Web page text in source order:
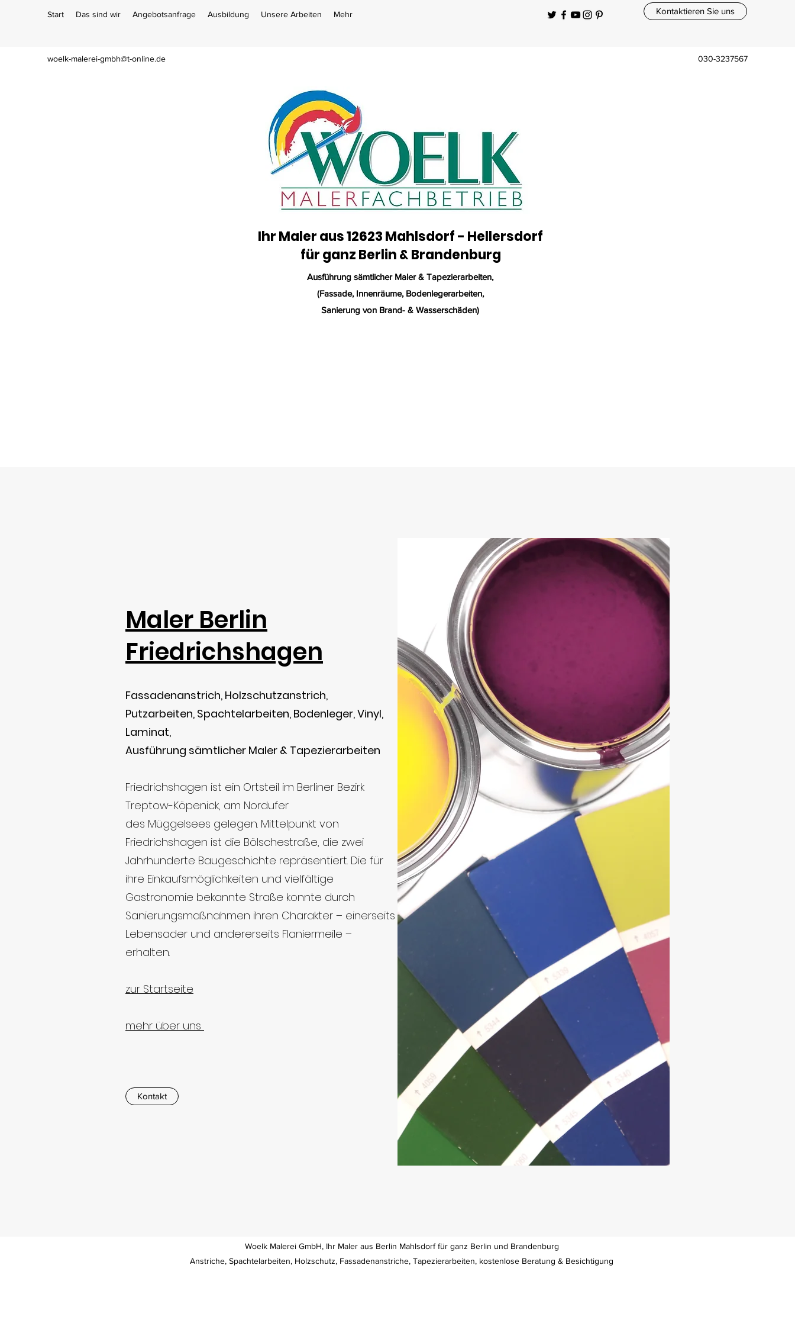
Start Das sind wir Angebotsanfrage Ausbildung Unsere Arbeiten Mehr Kontaktieren Sie uns
woelk-malerei-gmbh@t-online.de 030-3237567
Ihr Maler aus 12623 Mahlsdorf - Hellersdorf
für ganz Berlin & Brandenburg
Ausführung sämtlicher Maler & Tapezierarbeiten,
(Fassade, Innenräume, Bodenlegerarbeiten,
Sanierung von Brand- & Wasserschäden)
Maler Berlin
Friedrichshagen
Fassadenanstrich, Holzschutzanstrich,
Putzarbeiten, Spachtelarbeiten, Bodenleger, Vinyl,
Laminat,
Ausführung sämtlicher Maler & Tapezierarbeiten
Friedrichshagen ist ein Ortsteil im Berliner Bezirk
Treptow-Köpenick, am Nordufer
des Müggelsees gelegen. Mittelpunkt von
Friedrichshagen ist die Bölschestraße, die zwei
Jahrhunderte Baugeschichte repräsentiert. Die für
ihre Einkaufsmöglichkeiten und vielfältige
Gastronomie bekannte Straße konnte durch
Sanierungsmaßnahmen ihren Charakter – einerseits
Lebensader und andererseits Flaniermeile –
erhalten.
zur Startseite
mehr über uns
Kontakt
Woelk Malerei GmbH, Ihr Maler aus Berlin Mahlsdorf für ganz Berlin und Brandenburg
Anstriche, Spachtelarbeiten, Holzschutz, Fassadenanstriche, Tapezierarbeiten, kostenlose Beratung & Besichtigung